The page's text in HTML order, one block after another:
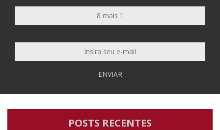
ENVIAR
POSTS RECENTES